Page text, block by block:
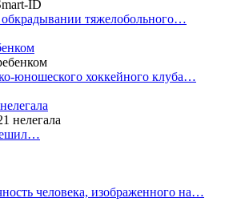
обкрадывании тяжелобольного…
юношеского хоккейного клуба…
человека, изображенного на…